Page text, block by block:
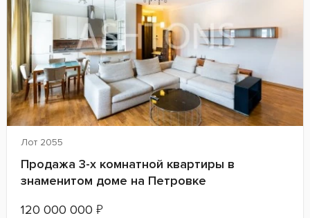
Лот 2055
Продажа 3-х комнатной квартиры в
знаменитом доме на Петровке
120 000 000 ₽